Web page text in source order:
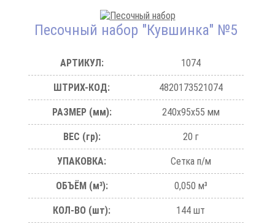
Песочный набор "Кувшинка" №5
АРТИКУЛ: 1074
ШТРИХ-КОД: 4820173521074
РАЗМЕР (мм): 240х95х55 мм
ВЕС (гр): 20 г
УПАКОВКА: Сетка п/м
ОБЪЁМ (м³): 0,050 м³
КОЛ-ВО (шт): 144 шт